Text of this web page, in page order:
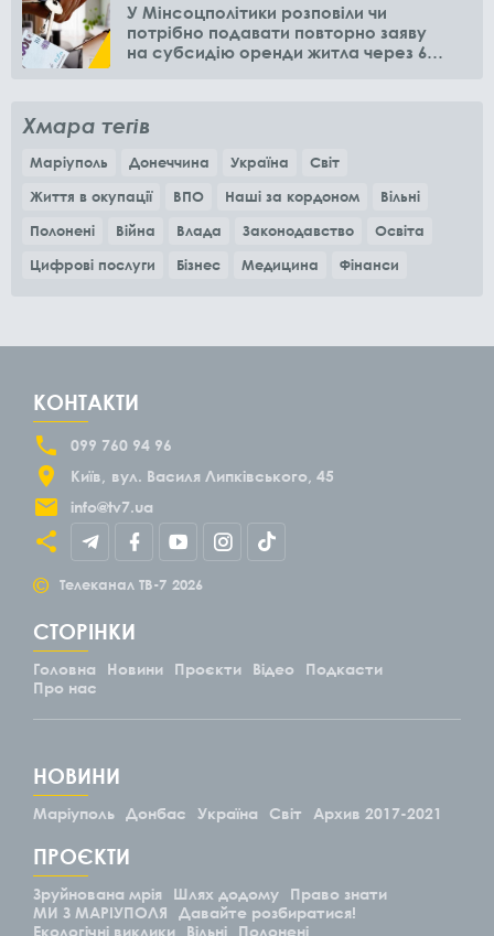
У Мінсоцполітики розповіли чи
потрібно подавати повторно заяву
на субсидію оренди житла через 6
Хмара тегів
Маріуполь Донеччина Україна
Світ
Життя в окупації
ВПО Наші за кордоном
Вільні
Полонені
Війна Влада Законодавство
Освіта
Цифрові послуги
Бізнес Медицина Фінанси
КОНТАКТИ
099 760 94 96
Київ
вул. Василя Липківського, 45
info@tv7.ua
© Телеканал ТВ-7 2026
СТОРІНКИ
Головна Новини Проєкти Відео
Подкасти
Про нас
НОВИНИ
Маріуполь Донбас Україна Світ Архив 2017-2021
ПРОЄКТИ
Зруйнована мрія Шлях додому
Право знати
МИ З МАРІУПОЛЯ
Давайте розбиратися!
Екологічні виклики
Вільні Полонені